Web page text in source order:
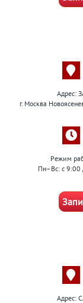
Адрес:
г. Москва
Режим
Пн–Вс: с 9:00
Адрес: